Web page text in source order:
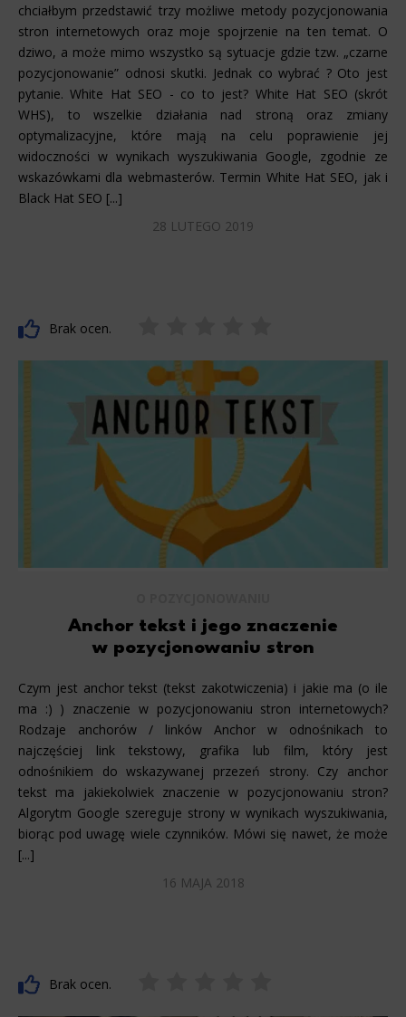
chciałbym przedstawić trzy możliwe metody pozycjonowania
stron internetowych oraz moje spojrzenie na ten temat. O
dziwo, a może mimo wszystko są sytuacje gdzie tzw. „czarne
pozycjonowanie” odnosi skutki. Jednak co wybrać ? Oto jest
pytanie. White Hat SEO - co to jest? White Hat SEO (skrót
WHS), to wszelkie działania nad stroną oraz zmiany
optymalizacyjne, które mają na celu poprawienie jej
widoczności w wynikach wyszukiwania Google, zgodnie ze
wskazówkami dla webmasterów. Termin White Hat SEO, jak i
Black Hat SEO [...]
28 LUTEGO 2019
Brak ocen.
Anchor tekst i jego znaczenie
w pozycjonowaniu stron
Czym jest anchor tekst (tekst zakotwiczenia) i jakie ma (o ile
ma :) ) znaczenie w pozycjonowaniu stron internetowych?
Rodzaje anchorów / linków Anchor w odnośnikach to
najczęściej link tekstowy, grafika lub film, który jest
odnośnikiem do wskazywanej przezeń strony. Czy anchor
tekst ma jakiekolwiek znaczenie w pozycjonowaniu stron?
Algorytm Google szereguje strony w wynikach wyszukiwania,
biorąc pod uwagę wiele czynników. Mówi się nawet, że może
[...]
16 MAJA 2018
Brak ocen.